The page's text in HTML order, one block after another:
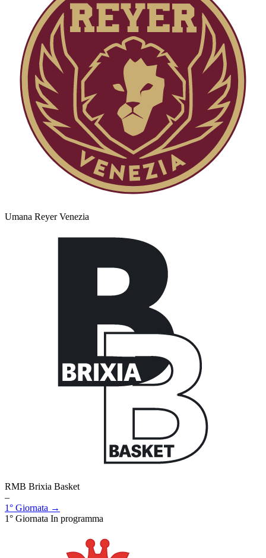
Umana Reyer Venezia
RMB Brixia Basket
–
1° Giornata →
1° Giornata In programma